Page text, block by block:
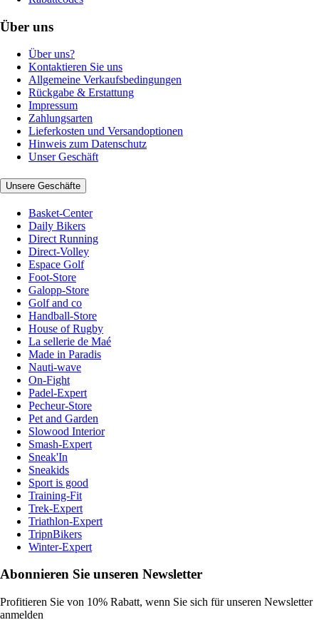
Über uns
Über uns?
Kontaktieren Sie uns
Allgemeine Verkaufsbedingungen
Rückgabe & Erstattung
Impressum
Zahlungsarten
Lieferkosten und Versandoptionen
Hinweis zum Datenschutz
Unser Geschäft
Unsere Geschäfte
Basket-Center
Daily Bikers
Direct Running
Direct-Volley
Espace Golf
Foot-Store
Galopp-Store
Golf and co
Handball-Store
House of Rugby
La sellerie de Maé
Made in Paradis
Nauti-wave
On-Fight
Padel-Expert
Pecheur-Store
Pet and Garden
Slowood Interior
Smash-Expert
Sneak'In
Sneakids
Sport is good
Training-Fit
Trek-Expert
Triathlon-Expert
TripnBikers
Winter-Expert
Abonnieren Sie unseren Newsletter
Profitieren Sie von 10% Rabatt, wenn Sie sich für unseren Newsletter
anmelden